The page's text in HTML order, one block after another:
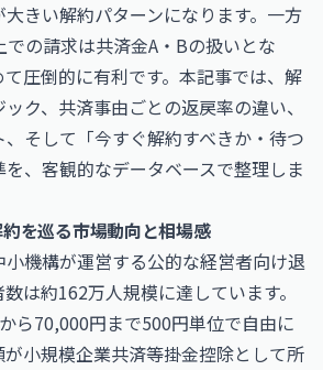
きい解約パターンになります。一方
の請求は共済金A・Bの扱いとな
て圧倒的に有利です。本記事では、解
ク、共済事由ごとの返戻率の違い、
そして「今すぐ解約すべきか・待つ
、客観的なデータベースで整理しま
を巡る市場動向と相場感
機構が運営する公的な経営者向け退
は約162万人規模に達しています。
ら70,000円まで500円単位で自由に
小規模企業共済等掛金控除として所